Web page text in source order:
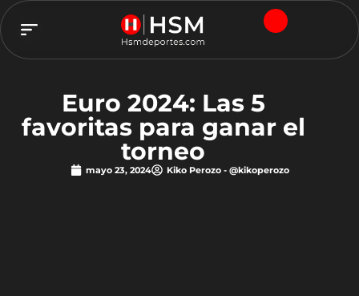
Euro 2024: Las 5
favoritas para ganar el
torneo
mayo 23, 2024 Kiko Perozo - @kikoperozo